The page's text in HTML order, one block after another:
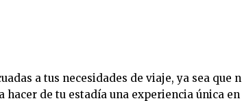
a tus necesidades de viaje, ya sea que
de tu estadía una experiencia única